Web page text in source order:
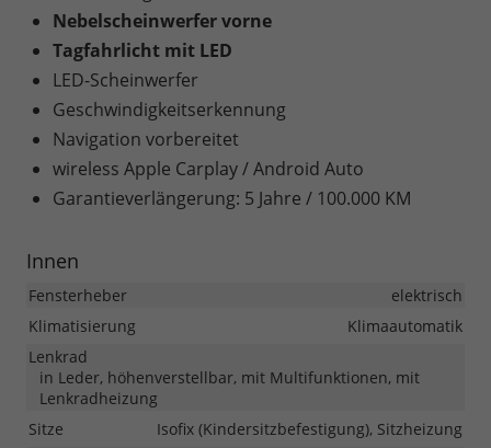
Nebelscheinwerfer vorne
Tagfahrlicht mit LED
LED-Scheinwerfer
Geschwindigkeitserkennung
Navigation vorbereitet
wireless Apple Carplay / Android Auto
Garantieverlängerung: 5 Jahre / 100.000 KM
Innen
Fensterheber
elektrisch
Klimatisierung
Klimaautomatik
Lenkrad
in Leder, höhenverstellbar, mit Multifunktionen, mit
Lenkradheizung
Sitze
Isofix (Kindersitzbefestigung), Sitzheizung